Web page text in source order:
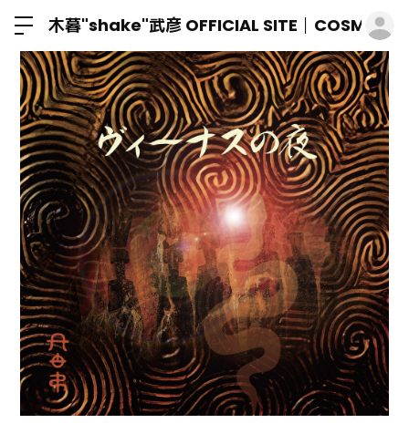
木暮"shake"武彦 OFFICIAL SITE│COSMIC